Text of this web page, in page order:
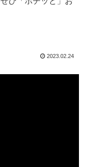
2023.02.24